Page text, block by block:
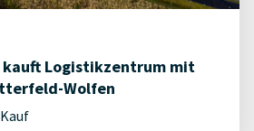
kauft Logistikzentrum mit
Wolfen